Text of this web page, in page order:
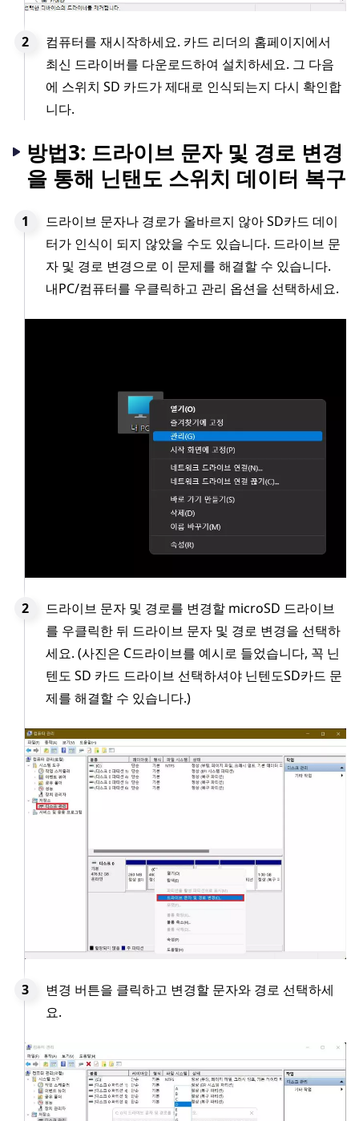
컴퓨터를 재시작하세요. 카드 리더의 홈페이지에서
최신 드라이버를 다운로드하여 설치하세요. 그 다음
에 스위치 SD 카드가 제대로 인식되는지 다시 확인합
니다.
방법3: 드라이브 문자 및 경로 변경
을 통해 닌탠도 스위치 데이터 복구
드라이브 문자나 경로가 올바르지 않아 SD카드 데이
터가 인식이 되지 않았을 수도 있습니다. 드라이브 문
자 및 경로 변경으로 이 문제를 해결할 수 있습니다.
내PC/컴퓨터를 우클릭하고 관리 옵션을 선택하세요.
드라이브 문자 및 경로를 변경할 microSD 드라이브
를 우클릭한 뒤 드라이브 문자 및 경로 변경을 선택하
세요. (사진은 C드라이브를 예시로 들었습니다, 꼭 닌
텐도 SD 카드 드라이브 선택하셔야 닌텐도SD카드 문
제를 해결할 수 있습니다.)
변경 버튼을 클릭하고 변경할 문자와 경로 선택하세
요.